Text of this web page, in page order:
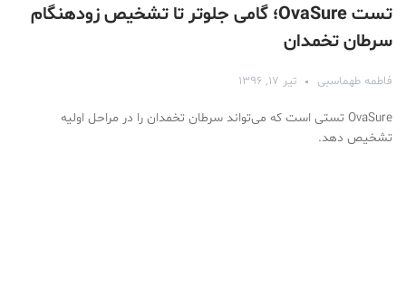
تست OvaSure؛ گامی جلوتر تا تشخیص زودهنگام
سرطان تخمدان
فاطمه طهماسبی تیر ۱۷, ۱۳۹۶
OvaSure تستی است که می‌تواند سرطان تخمدان را در مراحل اولیه
تشخیص دهد.